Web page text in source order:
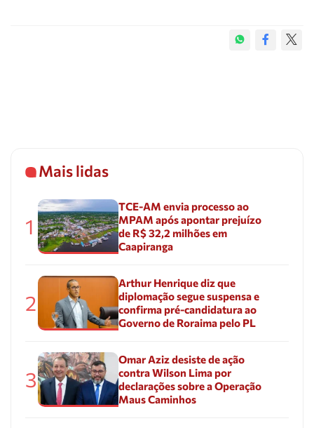
Mais lidas
1
TCE-AM envia processo ao
MPAM após apontar prejuízo
de R$ 32,2 milhões em
Caapiranga
2
Arthur Henrique diz que
diplomação segue suspensa e
confirma pré-candidatura ao
Governo de Roraima pelo PL
3
Omar Aziz desiste de ação
contra Wilson Lima por
declarações sobre a Operação
Maus Caminhos